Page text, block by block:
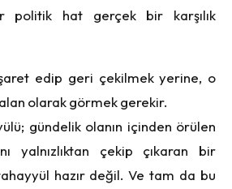
politik hat gerçek bir karşılık
edip geri çekilmek yerine, o
olarak görmek gerekir.
gündelik olanın içinden örülen
yalnızlıktan çekip çıkaran bir
hazır değil. Ve tam da bu